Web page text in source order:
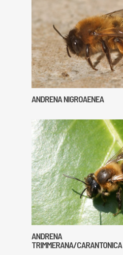
ANDRENA NIGROAENEA
ANDRENA
TRIMMERANA/CARANTONICA